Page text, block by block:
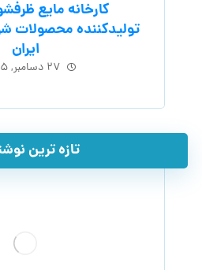
کارخانه مایع
تولیدکننده محصولات
ایران
۲۷ دسامبر, ۲۰۲۵
تازه ترین